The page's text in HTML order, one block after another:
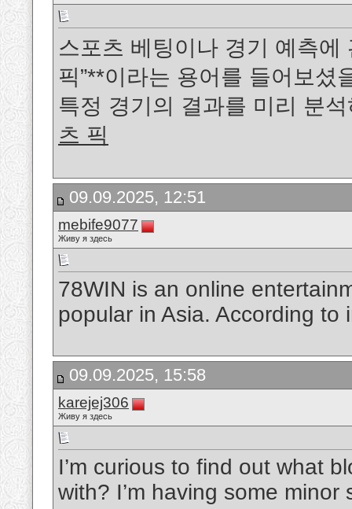
스포츠 베팅이나 경기 예측에
픽”**이라는 용어를 들어보
특정 경기의 결과를 미리 분
츠 픽
09.09.2025, 12:51
mebife9077
Живу я здесь
78WIN is an online
popular in Asia. According to
09.09.2025, 15:58
karejej306
Живу я здесь
I’m curious to find out what
with? I’m having some